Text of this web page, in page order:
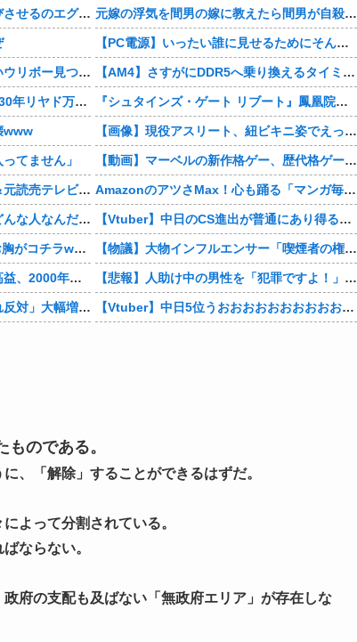
【豊臣兄弟！】秀吉に上様呼びさせるのエグいな・・・・
この前森に行ったらちっちゃいウリボー見つけた
4本脚の乗り物「コルレオ」、30年リヤド万博で披露へ 川崎重工が35年発売目指す
www
てません」
【芸能】レインボー池田直人＆元読売テレビ・佐藤佳奈アナが結婚
男の子「モモンガの声優ってどんな人なんだろ」→ググる
【画像】村重杏奈さん(30)のお胸がコチラwwwwwwwwwwww
デジモンがここにきて過去最高益、2000年のアニメ放送当時を上回る
【東大調査】「外国人受け入れ反対」大幅増 若い世代で多く
元嫁の浮気を間男の嫁に教えたら間男が自殺して、間男嫁から感謝されつつ元嫁に『いつ死ぬの？』と笑顔で言われた衝撃
【PC電源】いったい誰に見せるためにそんな所にLCD付けるのかな
【AM4】さすがにDDR5へ乗り換えるタイミング逃し感が半端ない
『シュタインズ・ゲート リブート』鳳凰院凶真が存在しないγ（ガンマ）世界線が追加される
【画像】現役アスリート、紐ビキニ姿でえっちな肉体ボロンwww
【動画】マーベルの新作格ゲー、歴代格ゲーのパロディが多すぎて話題にwwwwwww
AmazonのアツさMax！心も踊る「マンガ毎週末セール（50%還元）」2日目襲来！他
【Vtuber】中日のCS進出が普通にあり得るセリーグ他
【物議】大物インフルエンサー「喫煙者の権利がマジで侵害されてる。いくら税金払ってるんだ」他
【悲報】人助け中の男性を「犯罪ですよ！」と責めた女性、警察が来た瞬間逃げる他
【Vtuber】中日5位うおおおおおおおおおおおおおおおお他
のである。
、「解除」することができるはずだ。
よって分割されている。
ならない。
府の支配も及ばない「無政府エリア」が存在しな